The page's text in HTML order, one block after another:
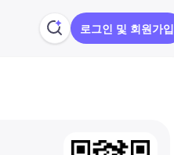
로그인 및 회원가입